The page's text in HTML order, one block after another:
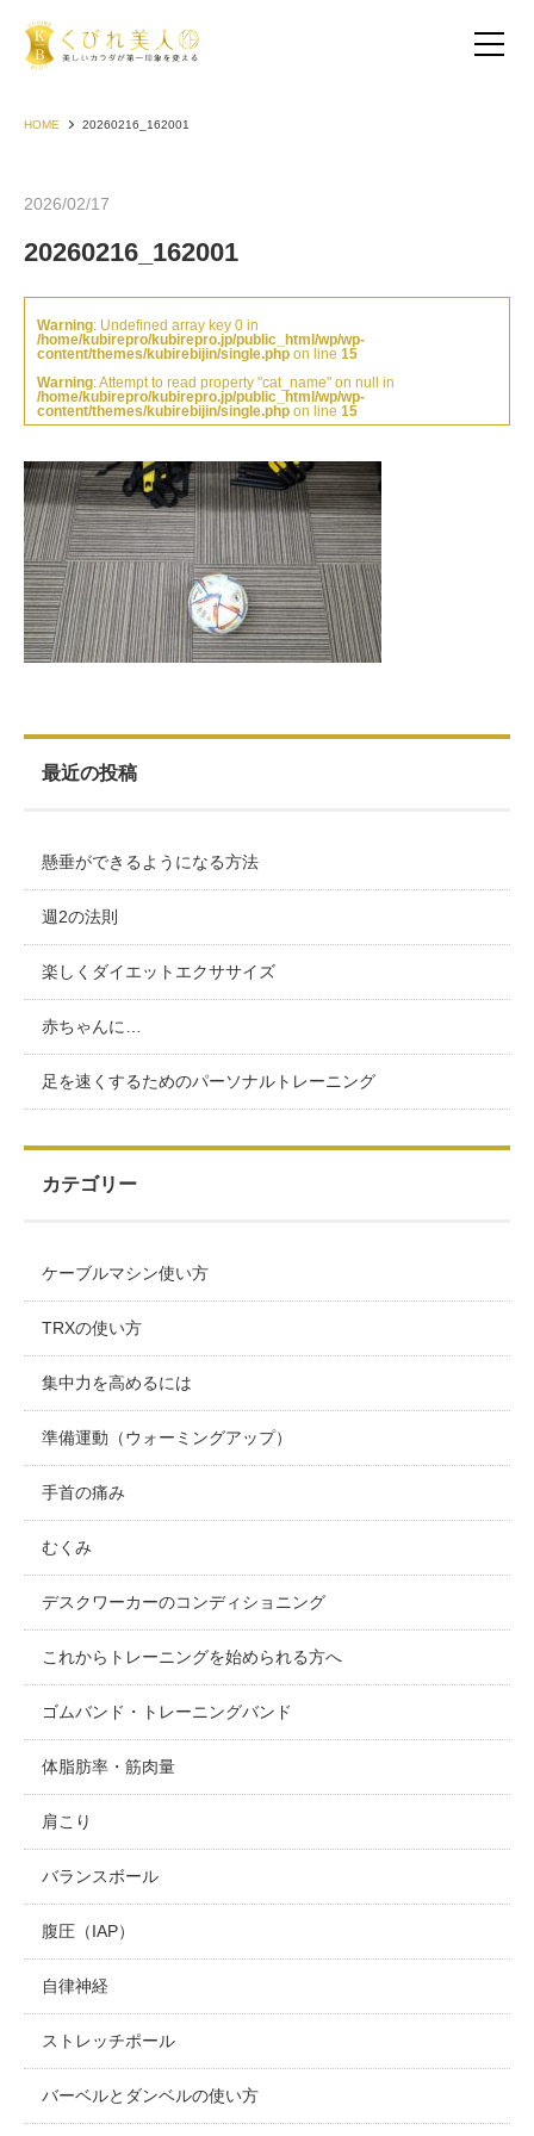
お客様の声（30代以下）
お客様の声（40代）
お客様の声（50代以上）
お客様の声（男性）
HOME 20260216_162001
2026/02/17
20260216_162001
Warning: Undefined array key 0 in
/home/kubirepro/kubirepro.jp/public_html/wp/wp-
content/themes/kubirebijin/single.php on line 15
Warning: Attempt to read property "cat_name" on null in
/home/kubirepro/kubirepro.jp/public_html/wp/wp-
content/themes/kubirebijin/single.php on line 15
最近の投稿
懸垂ができるようになる方法
週2の法則
楽しくダイエットエクササイズ
赤ちゃんに…
足を速くするためのパーソナルトレーニング
カテゴリー
ケーブルマシン使い方
TRXの使い方
集中力を高めるには
準備運動（ウォーミングアップ）
手首の痛み
むくみ
デスクワーカーのコンディショニング
これからトレーニングを始められる方へ
ゴムバンド・トレーニングバンド
体脂肪率・筋肉量
肩こり
バランスボール
腹圧（IAP）
自律神経
ストレッチポール
バーベルとダンベルの使い方